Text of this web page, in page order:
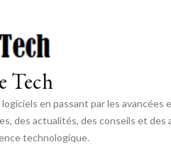
Tech
en passant par les
des actualités, des conseils et des
technologique.